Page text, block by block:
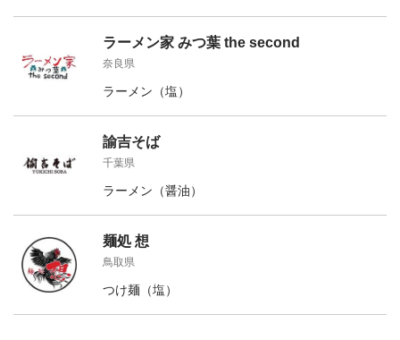
ラーメン家 みつ葉 the second
奈良県
ラーメン（塩）
諭吉そば
千葉県
ラーメン（醤油）
麺処 想
鳥取県
つけ麺（塩）